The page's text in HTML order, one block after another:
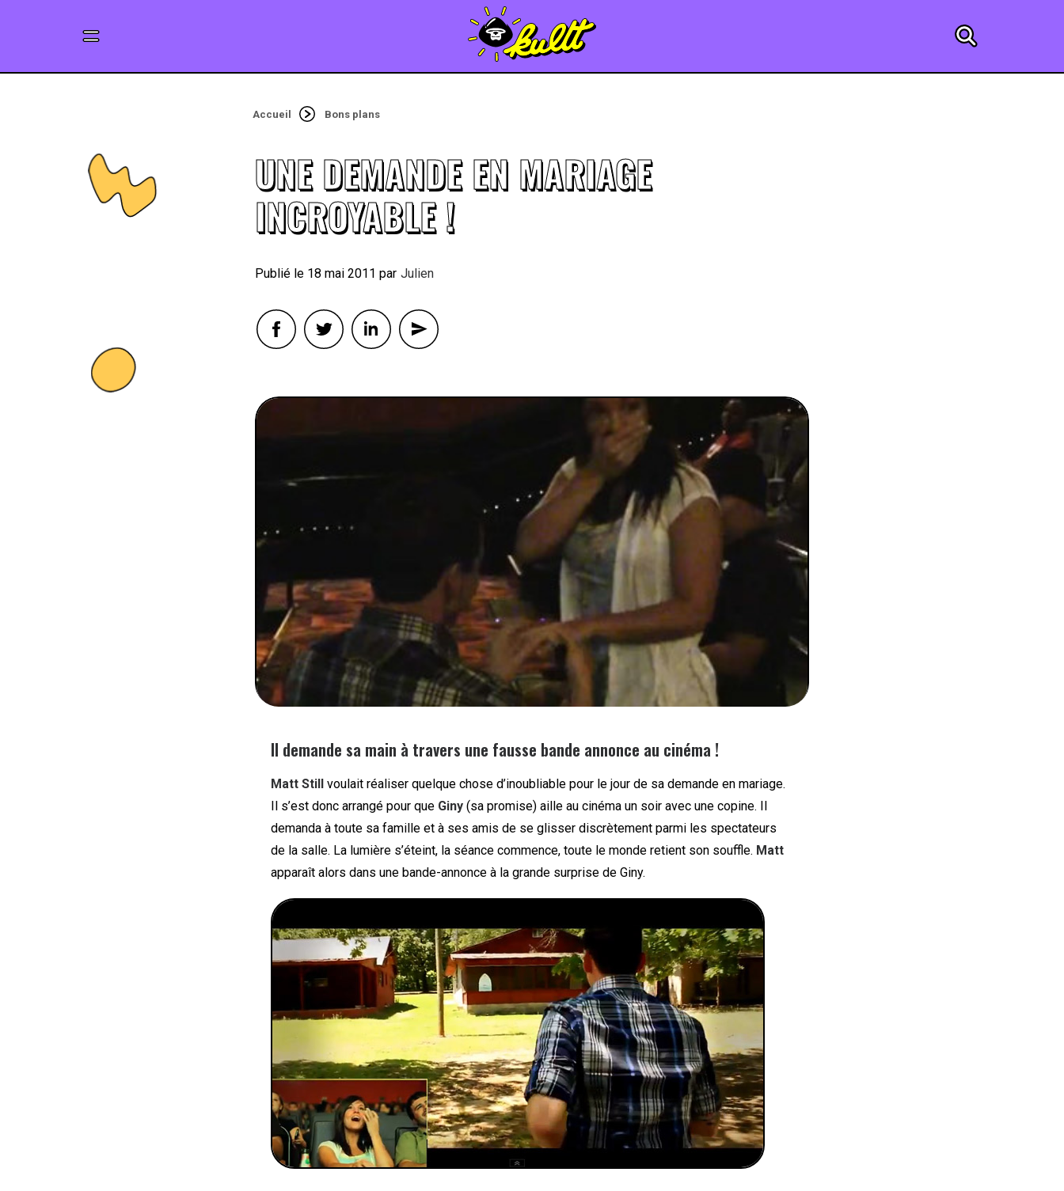
Accueil Bons plans
UNE DEMANDE EN MARIAGE
INCROYABLE !
18 mai 2011 By Julien
Il demande sa main à travers une fausse bande annonce au cinéma !
Matt Still voulait réaliser quelque chose d’inoubliable pour le jour de sa demande en mariage.
Il s’est donc arrangé pour que Giny (sa promise) aille au cinéma un soir avec une copine. Il
demanda à toute sa famille et à ses amis de se glisser discrètement parmi les spectateurs
de la salle. La lumière s’éteint, la séance commence, toute le monde retient son souffle. Matt
apparaît alors dans une bande-annonce à la grande surprise de Giny.